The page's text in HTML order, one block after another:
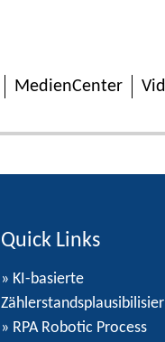
MedienCenter
Quick Links
» KI-basierte
» RPA Robotic Process